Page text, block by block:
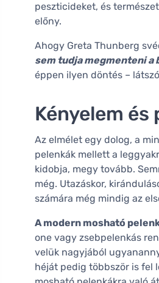
peszticideket, és
előny.
Ahogy Greta Thunberg
sem tudja megmenteni a
éppen ilyen döntés –
Kényelem
Az elmélet egy dolog, a
pelenkák mellett a
kidobja, megy tovább.
még. Utazáskor,
számára még mindig az
A modern mosható
one vagy zsebpelenkás
velük nagyjából
héját pedig többször is fel